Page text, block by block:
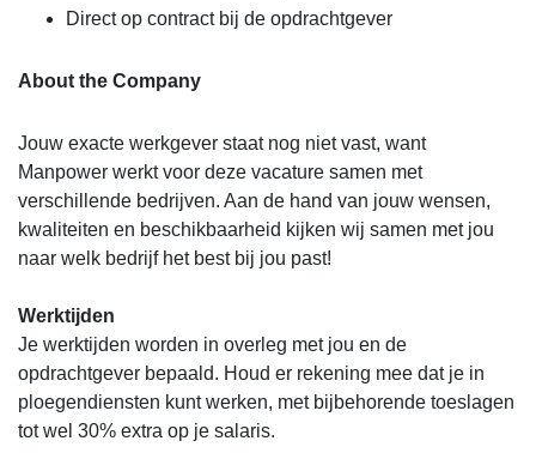
Direct op contract bij de opdrachtgever
About the Company
Jouw exacte werkgever staat nog niet vast, want
Manpower werkt voor deze vacature samen met
verschillende bedrijven. Aan de hand van jouw wensen,
kwaliteiten en beschikbaarheid kijken wij samen met jou
naar welk bedrijf het best bij jou past!
Werktijden
Je werktijden worden in overleg met jou en de
opdrachtgever bepaald. Houd er rekening mee dat je in
ploegendiensten kunt werken, met bijbehorende toeslagen
tot wel 30% extra op je salaris.